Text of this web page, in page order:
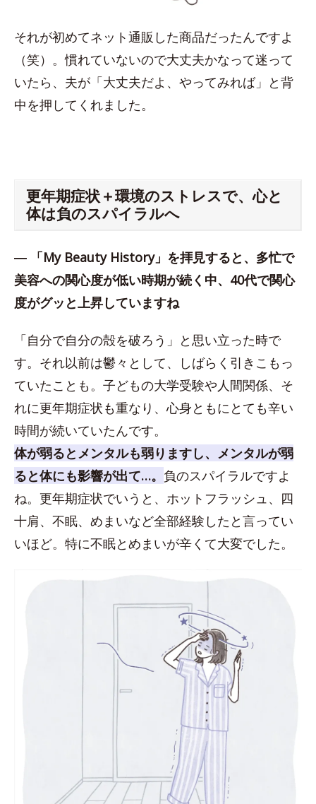
それが初めてネット通販した商品だったんですよ
（笑）。慣れていないので大丈夫かなって迷って
いたら、夫が「大丈夫だよ、やってみれば」と背
中を押してくれました。
更年期症状＋環境のストレスで、心と
体は負のスパイラルへ
― 「My Beauty History」を拝見すると、多忙で
美容への関心度が低い時期が続く中、40代で関心
度がグッと上昇していますね
「自分で自分の殻を破ろう」と思い立った時で
す。それ以前は鬱々として、しばらく引きこもっ
ていたことも。子どもの大学受験や人間関係、そ
れに更年期症状も重なり、心身ともにとても辛い
時間が続いていたんです。
体が弱るとメンタルも弱りますし、メンタルが弱
ると体にも影響が出て…。 負のスパイラルですよ
ね。更年期症状でいうと、ホットフラッシュ、四
十肩、不眠、めまいなど全部経験したと言ってい
いほど。特に不眠とめまいが辛くて大変でした。